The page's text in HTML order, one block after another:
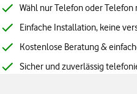
Wähl nur Telefon oder
Einfache Installation, keine
Kostenlose Beratung &
Sicher und zuverlässig